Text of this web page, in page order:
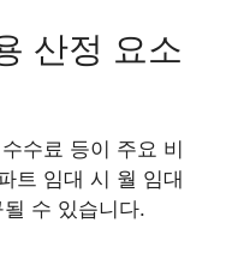
산정 요소
수료 등이 주요 비
트 임대 시 월 임대
수 있습니다.